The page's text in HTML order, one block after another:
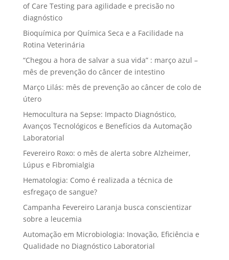
of Care Testing para agilidade e precisão no
diagnóstico
Bioquímica por Química Seca e a Facilidade na
Rotina Veterinária
“Chegou a hora de salvar a sua vida” : março azul –
mês de prevenção do câncer de intestino
Março Lilás: mês de prevenção ao câncer de colo de
útero
Hemocultura na Sepse: Impacto Diagnóstico,
Avanços Tecnológicos e Benefícios da Automação
Laboratorial
Fevereiro Roxo: o mês de alerta sobre Alzheimer,
Lúpus e Fibromialgia
Hematologia: Como é realizada a técnica de
esfregaço de sangue?
Campanha Fevereiro Laranja busca conscientizar
sobre a leucemia
Automação em Microbiologia: Inovação, Eficiência e
Qualidade no Diagnóstico Laboratorial